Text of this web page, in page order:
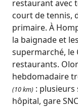
restaurant avec
court de tennis,
primaire. À
la baignade et
supermarché, le
restaurants.
hebdomadaire
(10 km) : plusieurs
hôpital, gare